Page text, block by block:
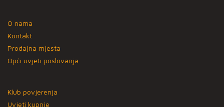
O nama
Kontakt
Prodajna mjesta
Opći uvjeti poslovanja
Klub povjerenja
Uvjeti kupnje